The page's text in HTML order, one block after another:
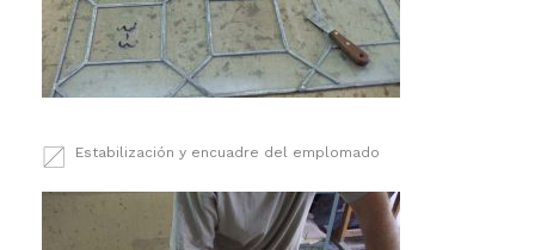
Estabilización y encuadre del emplomado